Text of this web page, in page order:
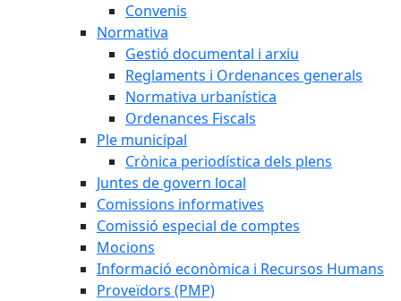
Convenis
Normativa
Gestió documental i arxiu
Reglaments i Ordenances generals
Normativa urbanística
Ordenances Fiscals
Ple municipal
Crònica periodística dels plens
Juntes de govern local
Comissions informatives
Comissió especial de comptes
Mocions
Informació econòmica i Recursos Humans
Proveïdors (PMP)